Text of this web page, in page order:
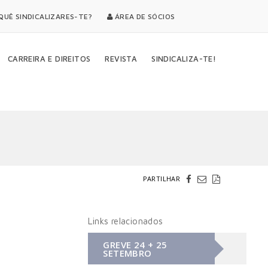
SINDICALIZARES-TE? ÁREA DE SÓCIOS
CARREIRA E DIREITOS REVISTA SINDICALIZA-TE!
PARTILHAR
Links relacionados
GREVE 24 + 25
SETEMBRO